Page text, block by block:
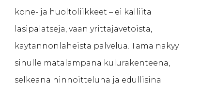
kone- ja huoltoliikkeet – ei kalliita
lasipalatseja, vaan yrittäjävetoista,
käytännönläheistä palvelua. Tämä näkyy
sinulle matalampana kulurakenteena,
selkeänä hinnoitteluna ja edullisina